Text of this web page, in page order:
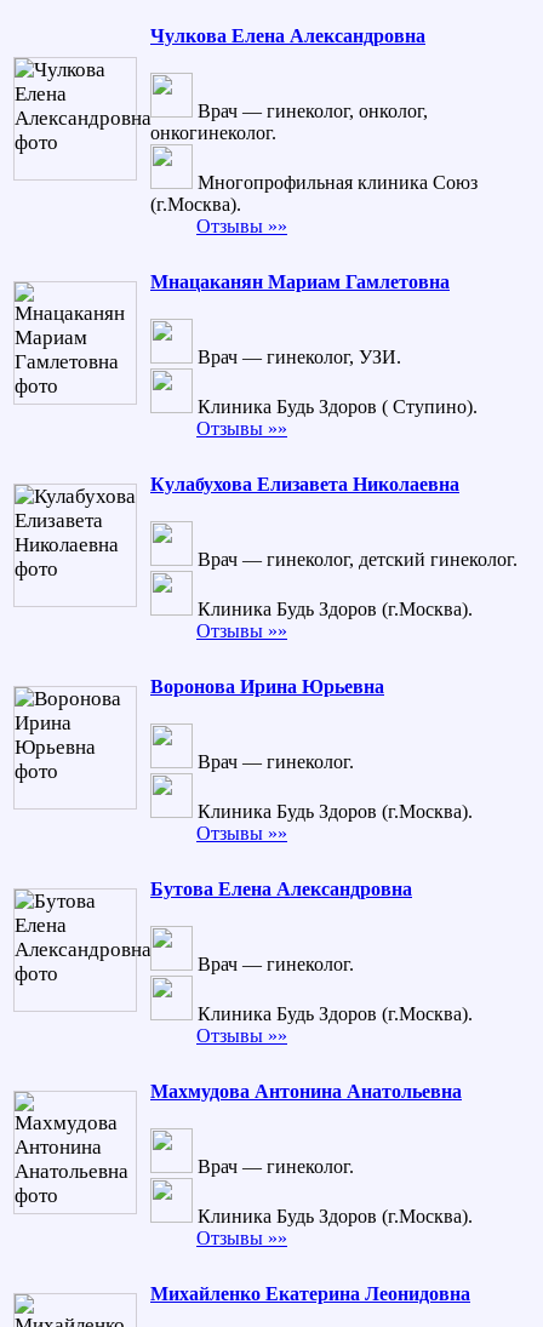
Чулкова Елена Александровна
Врач — гинеколог, онколог,
онкогинеколог.
Многопрофильная клиника Союз
(г.Москва).
Отзывы »»
Мнацаканян Мариам Гамлетовна
Врач — гинеколог, УЗИ.
Клиника Будь Здоров ( Ступино).
Отзывы »»
Кулабухова Елизавета Николаевна
Врач — гинеколог, детский гинеколог.
Клиника Будь Здоров (г.Москва).
Отзывы »»
Воронова Ирина Юрьевна
Врач — гинеколог.
Клиника Будь Здоров (г.Москва).
Отзывы »»
Бутова Елена Александровна
Врач — гинеколог.
Клиника Будь Здоров (г.Москва).
Отзывы »»
Махмудова Антонина Анатольевна
Врач — гинеколог.
Клиника Будь Здоров (г.Москва).
Отзывы »»
Михайленко Екатерина Леонидовна